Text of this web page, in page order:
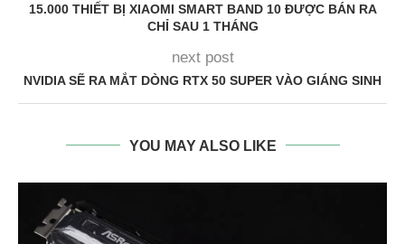
15.000 THIẾT BỊ XIAOMI SMART BAND 10 ĐƯỢC BÁN RA
CHỈ SAU 1 THÁNG
next post
NVIDIA SẼ RA MẮT DÒNG RTX 50 SUPER VÀO GIÁNG SINH
YOU MAY ALSO LIKE